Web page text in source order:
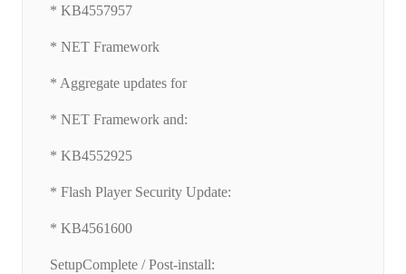
* KB4557957
* NET Framework
* Aggregate updates for
* NET Framework and:
* KB4552925
* Flash Player Security Update:
* KB4561600
SetupComplete / Post-install: